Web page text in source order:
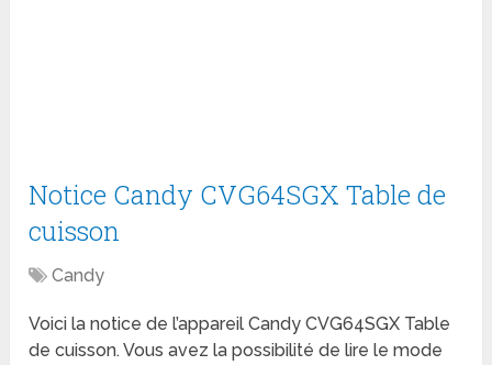
Notice Candy CVG64SGX Table de
cuisson
Candy
Voici la notice de l’appareil Candy CVG64SGX Table
de cuisson. Vous avez la possibilité de lire le mode